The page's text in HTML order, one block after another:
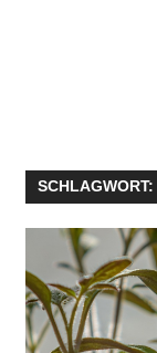
SCHLAGWORT: